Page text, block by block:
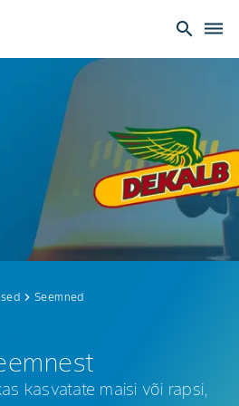
search dehaze
keyboard_arrow_rightSeemned
kasvatate maisi või rapsi,